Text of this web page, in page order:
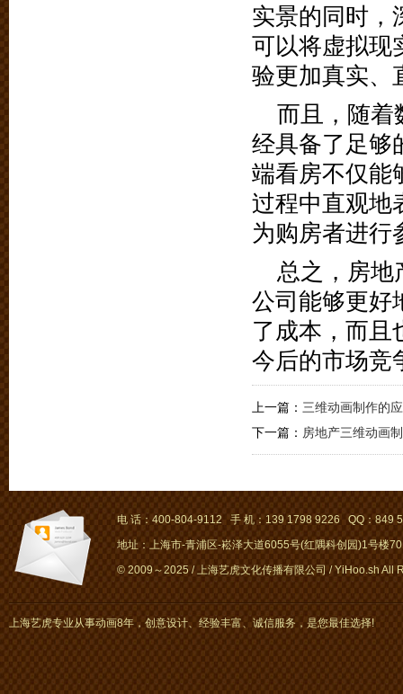
实景的同时，
可以将虚拟现
验更加真实、
而且，随着
经具备了足够
端看房不仅能
过程中直观地
为购房者进行
总之，房地
公司能够更好
了成本，而且
今后的市场竞
上一篇： 三维动画制作的
下一篇： 房地产三维动画
电 话：400-804-9112 手 机：139 1798 9226 QQ：849
地址：上海市-青浦区-崧泽大道6055号(红隅科创园)1号楼
© 2009～2025 / 上海艺虎文化传播有限公司 / YiHoo.sh All
上海艺虎专业从事动画8年，创意设计、经验丰富、诚信服务，是您最佳选择!